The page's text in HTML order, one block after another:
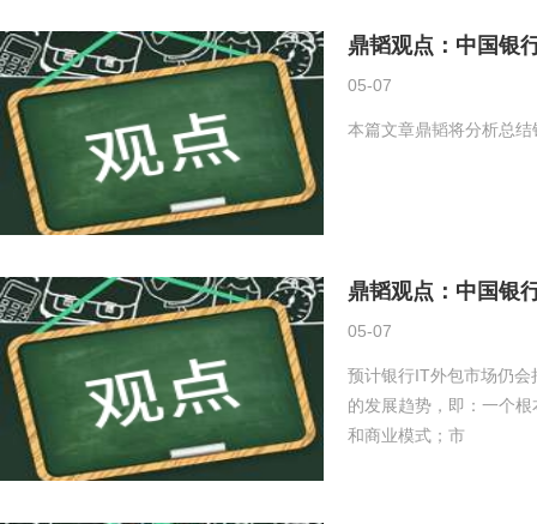
鼎韬观点：中国银
05-07
本篇文章鼎韬将分析总
鼎韬观点：中国银
05-07
预计银行IT外包市场仍会
的发展趋势，即：一个
和商业模式；市